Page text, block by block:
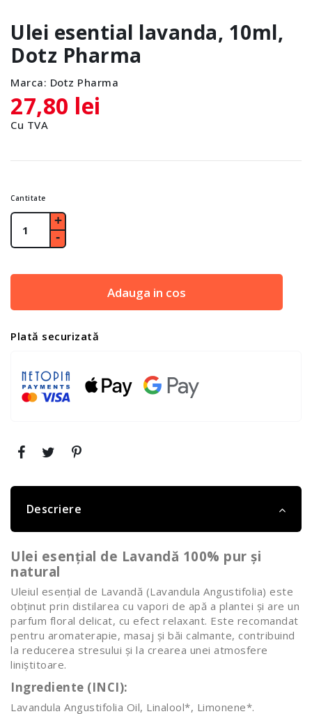
Ulei esential lavanda, 10ml,
Dotz Pharma
Marca: Dotz Pharma
27,80 lei
Cu TVA
Cantitate
Adauga in cos
Plată securizată
Descriere
Ulei esențial de Lavandă 100% pur și
natural
Uleiul esențial de Lavandă (Lavandula Angustifolia) este
obținut prin distilarea cu vapori de apă a plantei și are un
parfum floral delicat, cu efect relaxant. Este recomandat
pentru aromaterapie, masaj și băi calmante, contribuind
la reducerea stresului și la crearea unei atmosfere
liniștitoare.
Ingrediente (INCI):
Lavandula Angustifolia Oil, Linalool*, Limonene*.